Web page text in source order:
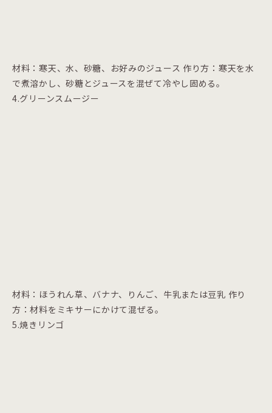
材料：寒天、水、砂糖、お好みのジュース 作り方：寒天を水
で煮溶かし、砂糖とジュースを混ぜて冷やし固める。
4.グリーンスムージー
材料：ほうれん草、バナナ、りんご、牛乳または豆乳 作り
方：材料をミキサーにかけて混ぜる。
5.焼きリンゴ